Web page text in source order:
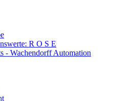
R O S E
- Wachendorff Automation